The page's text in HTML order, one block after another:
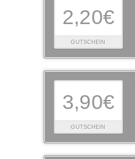
2,20€
GUTSCHEIN
3,90€
GUTSCHEIN